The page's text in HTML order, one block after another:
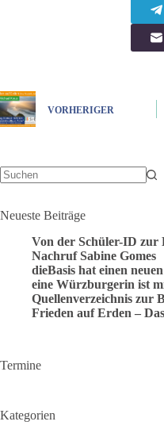
VORHERIGER
Neueste Beiträge
Von der Schüler-ID zur
Nachruf Sabine Gomes
dieBasis hat einen
eine Würzburgerin ist
Quellenverzeichnis zur
Frieden auf Erden –
Termine
Kategorien